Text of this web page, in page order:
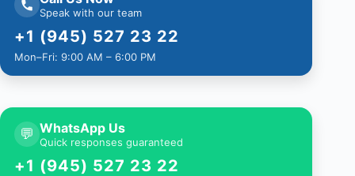
Speak with our team
+1 (945) 527 23 22
Mon–Fri: 9:00 AM – 6:00 PM
💬 WhatsApp Us
Quick responses guaranteed
+1 (945) 527 23 22